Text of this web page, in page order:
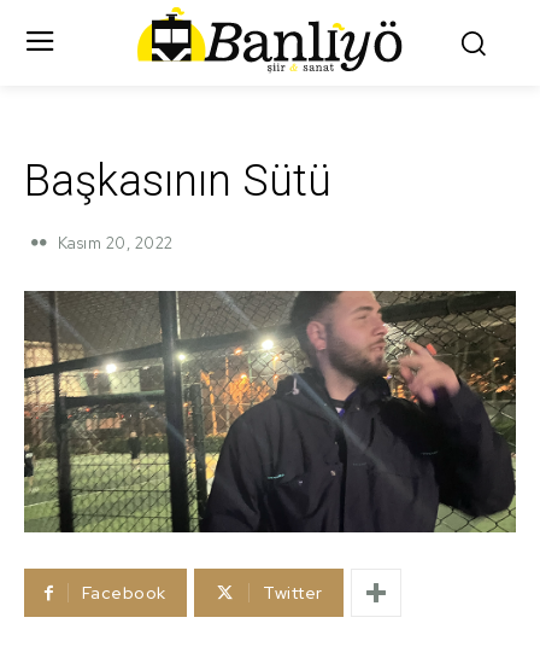
Başkasının Sütü
Kasım 20, 2022
Facebook Twitter